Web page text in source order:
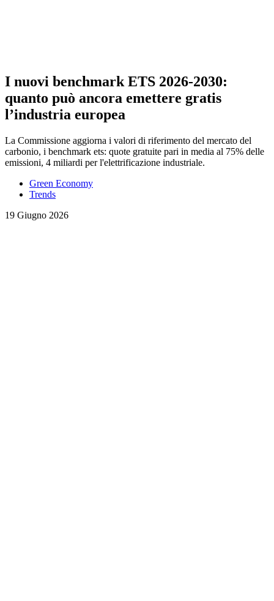
I nuovi benchmark ETS 2026-2030:
quanto può ancora emettere gratis
l’industria europea
La Commissione aggiorna i valori di riferimento del mercato del
carbonio, i benchmark ets: quote gratuite pari in media al 75% delle
emissioni, 4 miliardi per l'elettrificazione industriale.
Green Economy
Trends
19 Giugno 2026